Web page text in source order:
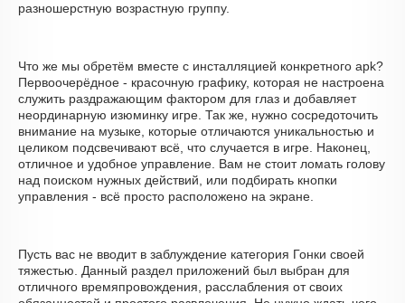
разношерстную возрастную группу.
Что же мы обретём вместе с инсталляцией конкретного apk?
Первоочерёдное - красочную графику, которая не настроена
служить раздражающим фактором для глаз и добавляет
неординарную изюминку игре. Так же, нужно сосредоточить
внимание на музыке, которые отличаются уникальностью и
целиком подсвечивают всё, что случается в игре. Наконец,
отличное и удобное управление. Вам не стоит ломать голову
над поиском нужных действий, или подбирать кнопки
управления - всё просто расположено на экране.
Пусть вас не вводит в заблуждение категория Гонки своей
тяжестью. Данный раздел приложений был выбран для
отличного времяпровождения, расслабления от своих